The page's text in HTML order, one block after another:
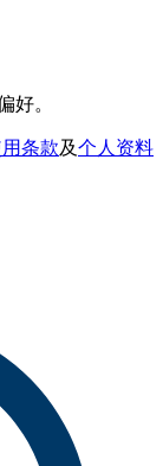
好。
条款及个人资料